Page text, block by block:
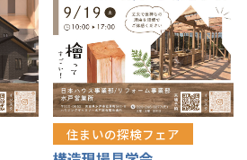
住まいの探検フェア